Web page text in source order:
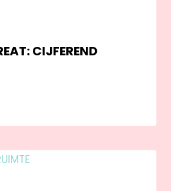
CIJFEREND